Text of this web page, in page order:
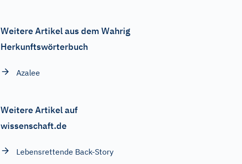
Weitere Artikel aus dem Wahrig
Herkunftswörterbuch
Azalee
Weitere Artikel auf
wissenschaft.de
Lebensrettende Back-Story